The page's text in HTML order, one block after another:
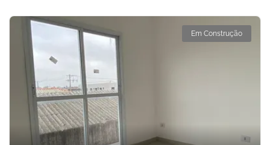
Em Construção